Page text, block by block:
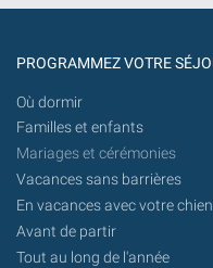
PROGRAMMEZ VOTRE
Où dormir
Familles et enfants
Mariages et cérémonies
Vacances sans barrières
En vacances avec votre chien
Avant de partir
Tout au long de l'année